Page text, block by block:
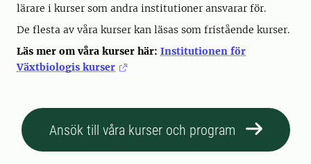
lärare i kurser som andra institutioner ansvarar för.
De flesta av våra kurser kan läsas som fristående kurser.
Läs mer om våra kurser här: Institutionen för
Växtbiologis kurser
Ansök till våra kurser och program